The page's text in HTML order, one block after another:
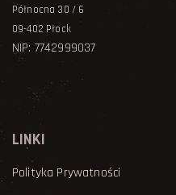
Północna 30 / 6
09-402 Płock
NIP: 7742999037
LINKI
Polityka Prywatności